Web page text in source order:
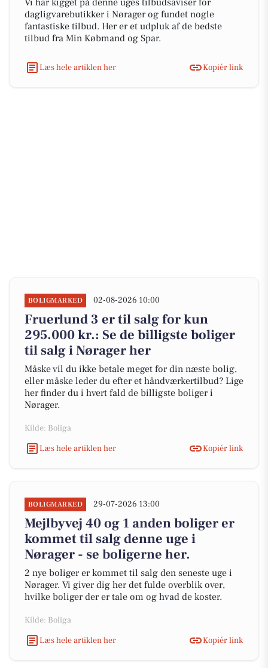
Vi har kigget på denne uges tilbudsaviser for
dagligvarebutikker i Nørager og fundet nogle
fantastiske tilbud. Her er et udpluk af de bedste
tilbud fra Min Købmand og Spar.
Læs hele artiklen her Kopiér link
BOLIGMARKED 02-08-2026 10:00
Fruerlund 3 er til salg for kun
295.000 kr.: Se de billigste boliger
til salg i Nørager her
Måske vil du ikke betale meget for din næste bolig,
eller måske leder du efter et håndværkertilbud? Lige
her finder du i hvert fald de billigste boliger i
Nørager.
Kilde: Boliga
Læs hele artiklen her
Kopiér link
BOLIGMARKED 29-07-2026 13:00
Mejlbyvej 40 og 1 anden boliger er
kommet til salg denne uge i
Nørager - se boligerne her.
2 nye boliger er kommet til salg den seneste uge i
Nørager. Vi giver dig her det fulde overblik over,
hvilke boliger der er tale om og hvad de koster.
Kilde: Boliga
Læs hele artiklen her
Kopiér link